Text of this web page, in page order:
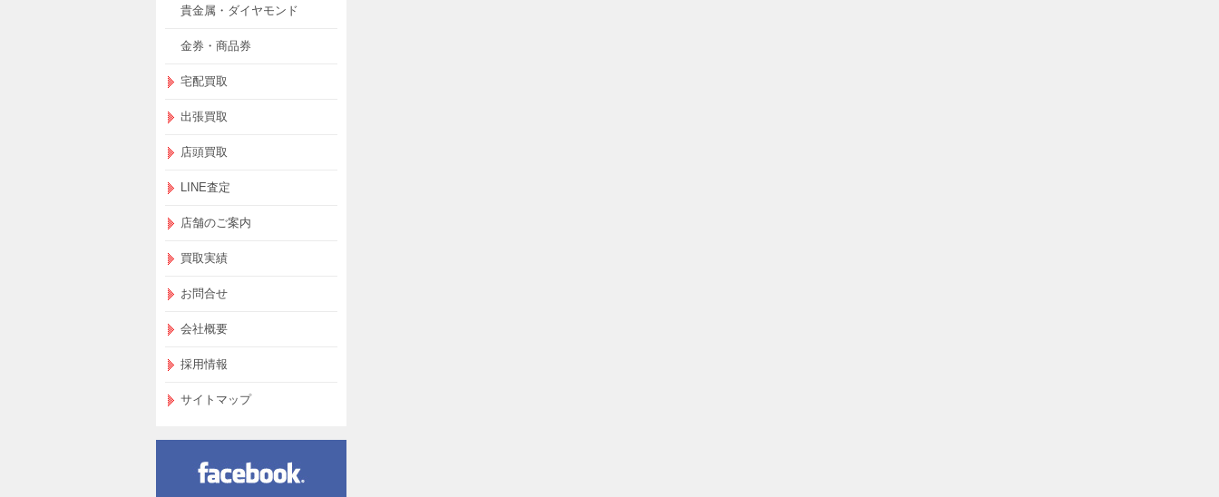
貴金属・ダイヤモンド
金券・商品券
宅配買取
出張買取
店頭買取
LINE査定
店舗のご案内
買取実績
お問合せ
会社概要
採用情報
サイトマップ